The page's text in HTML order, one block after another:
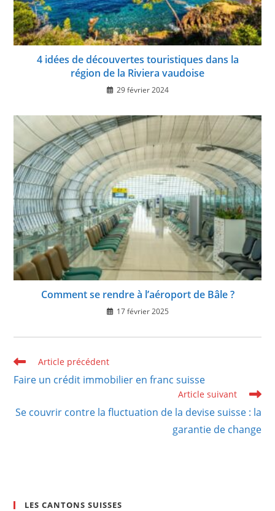
4 idées de découvertes touristiques dans la
région de la Riviera vaudoise
29 février 2024
Comment se rendre à l’aéroport de Bâle ?
17 février 2025
Read
articles
Article précédent
Faire un crédit immobilier en franc suisse
Article suivant
Se couvrir contre la fluctuation de la devise suisse : la
garantie de change
LES CANTONS SUISSES